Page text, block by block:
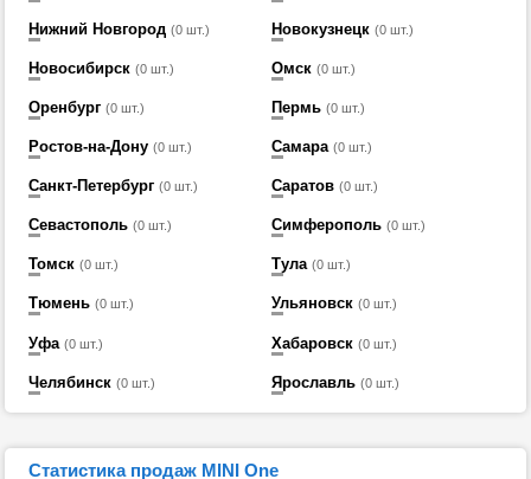
Нижний Новгород (0 шт.) Новокузнецк (0 шт.)
Новосибирск (0 шт.) Омск (0 шт.)
Оренбург (0 шт.) Пермь (0 шт.)
Ростов-на-Дону (0 шт.) Самара (0 шт.)
Санкт-Петербург (0 шт.) Саратов (0 шт.)
Севастополь (0 шт.) Симферополь (0 шт.)
Томск (0 шт.) Тула (0 шт.)
Тюмень (0 шт.) Ульяновск (0 шт.)
Уфа (0 шт.) Хабаровск (0 шт.)
Челябинск (0 шт.) Ярославль (0 шт.)
Статистика продаж MINI One